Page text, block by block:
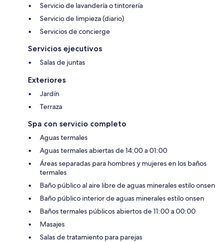
Servicio de lavandería o tintorería
Servicio de limpieza (diario)
Servicios de concierge
Servicios ejecutivos
Salas de juntas
Exteriores
Jardín
Terraza
Spa con servicio completo
Aguas termales
Aguas termales abiertas de 14:00 a 01:00
Áreas separadas para hombres y mujeres en los baños
termales
Baño público al aire libre de aguas minerales estilo onsen
Baño público interior de aguas minerales estilo onsen
Baños termales públicos abiertos de 11:00 a 00:00
Masajes
Salas de tratamiento para parejas